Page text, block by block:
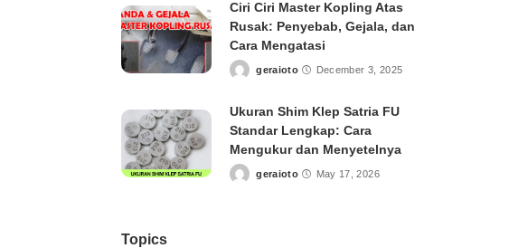
Ciri Ciri Master Kopling Atas
Rusak: Penyebab, Gejala, dan
Cara Mengatasi
Postedgeraioto December 3, 2025
Ukuran Shim Klep Satria FU
Standar Lengkap: Cara
Mengukur dan Menyetelnya
Postedgeraioto May 17, 2026
Topics